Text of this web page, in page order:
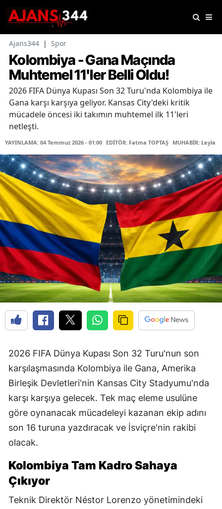
Ajans344 | Spor
Kolombiya - Gana Maçında
Muhtemel 11'ler Belli Oldu!
2026 FIFA Dünya Kupası Son 32 Turu'nda Kolombiya ile
Gana karşı karşıya geliyor. Kansas City'deki kritik
mücadele öncesi iki takımın muhtemel ilk 11'leri
netleşti.
YAYINLAMA: 04 Temmuz 2026 - 01:00 EDİTÖR: Fatma TOPTAŞ MUHABİR: Leyla
2026 FIFA Dünya Kupası Son 32 Turu'nun son
karşılaşmasında Kolombiya ile Gana, Amerika
Birleşik Devletleri'nin Kansas City Stadyumu'nda
karşı karşıya gelecek. Tek maç eleme usulüne
göre oynanacak mücadeleyi kazanan ekip adını
son 16 turuna yazdıracak ve İsviçre'nin rakibi
olacak.
Kolombiya Tam Kadro Sahaya
Çıkıyor
Teknik Direktör Néstor Lorenzo yönetimindeki